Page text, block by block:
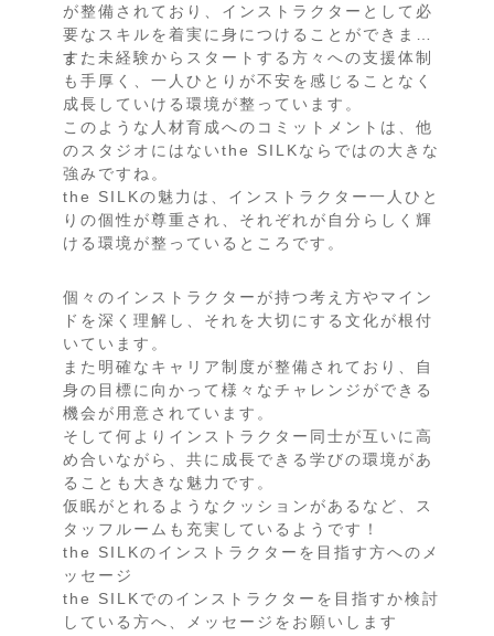
が整備されており、インストラクターとして必
要なスキルを着実に身につけることができま
す。
また未経験からスタートする方々への支援体制
も手厚く、一人ひとりが不安を感じることなく
成長していける環境が整っています。
このような人材育成へのコミットメントは、他
のスタジオにはないthe SILKならではの大きな
強みですね。
the SILKの魅力は、インストラクター一人ひと
りの個性が尊重され、それぞれが自分らしく輝
ける環境が整っているところです。
個々のインストラクターが持つ考え方やマイン
ドを深く理解し、それを大切にする文化が根付
いています。
また明確なキャリア制度が整備されており、自
身の目標に向かって様々なチャレンジができる
機会が用意されています。
そして何よりインストラクター同士が互いに高
め合いながら、共に成長できる学びの環境があ
ることも大きな魅力です。
仮眠がとれるようなクッションがあるなど、ス
タッフルームも充実しているようです！
the SILKのインストラクターを目指す方へのメ
ッセージ
the SILKでのインストラクターを目指すか検討
している方へ、メッセージをお願いします